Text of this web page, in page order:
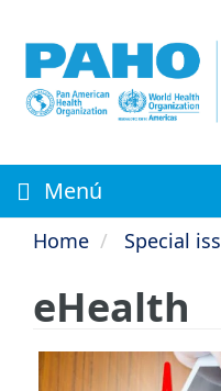
main
content
Menú
Home Special
eHealth